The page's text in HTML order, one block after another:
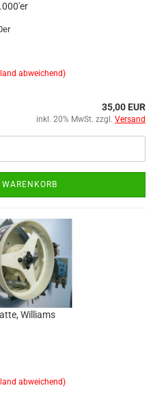
abweichend)
35,00 EUR
inkl. 20% MwSt. zzgl. Versand
WARENKORB
Williams
abweichend)